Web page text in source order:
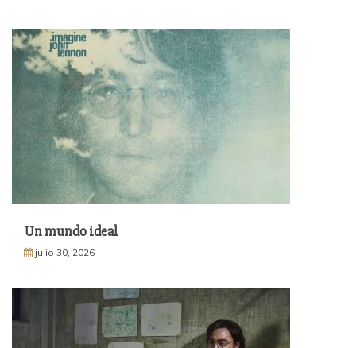
Un mundo ideal
julio 30, 2026